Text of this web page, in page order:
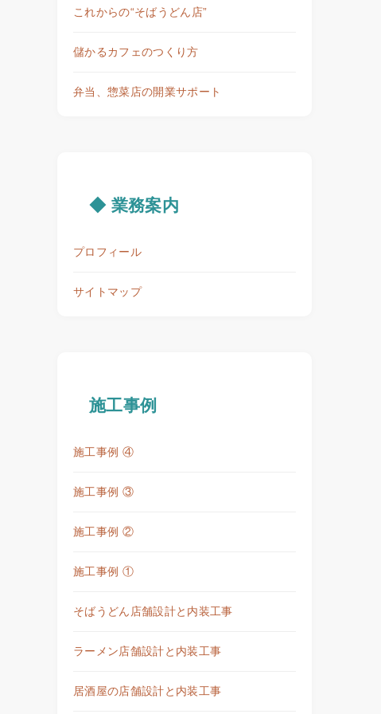
これからの“そばうどん店”
儲かるカフェのつくり方
弁当、惣菜店の開業サポート
◆ 業務案内
プロフィール
サイトマップ
施工事例
施工事例 ④
施工事例 ③
施工事例 ②
施工事例 ①
そばうどん店舗設計と内装工事
ラーメン店舗設計と内装工事
居酒屋の店舗設計と内装工事